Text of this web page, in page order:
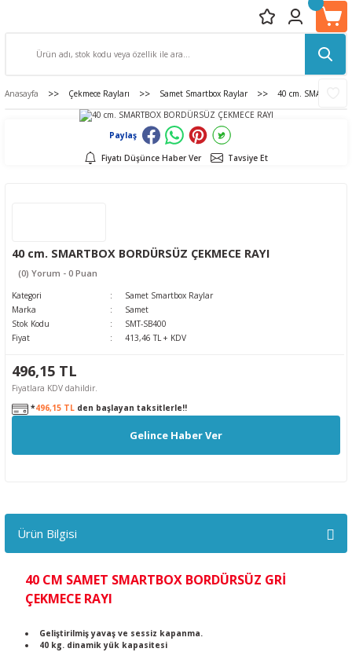
Anasayfa Çekmece Rayları Samet Smartbox Raylar 40 cm. SMARTBOX
Paylaş
Fiyatı Düşünce Haber Ver Tavsiye Et
40 cm. SMARTBOX BORDÜRSÜZ ÇEKMECE RAYI
(0) Yorum - 0 Puan
Kategori
Samet Smartbox Raylar
Marka
Samet
Stok Kodu
SMT-SB400
Fiyat
413,46 TL + KDV
496,15 TL
Fiyatlara KDV dahildir.
*496,15 TL den başlayan taksitlerle!!
Gelince Haber Ver
Ürün Bilgisi
40 CM SAMET SMARTBOX BORDÜRSÜZ GRİ
ÇEKMECE RAYI
Geliştirilmiş yavaş ve sessiz kapanma.
40 kg. dinamik yük kapasitesi